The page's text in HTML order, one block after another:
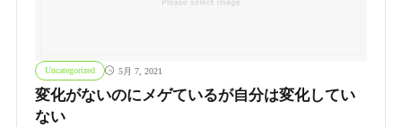
Uncategorized 5月 7, 2021
変化がないのにメゲているが自分は変化してい
ない